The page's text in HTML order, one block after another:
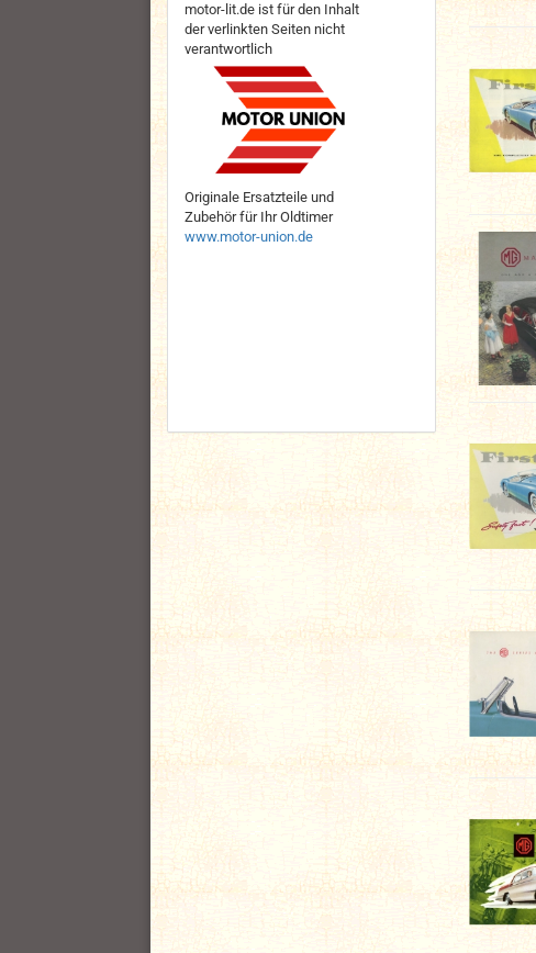
motor-lit.de ist für den Inhalt
der verlinkten Seiten nicht
verantwortlich
Originale Ersatzteile und
Zubehör für Ihr Oldtimer
www.motor-union.de